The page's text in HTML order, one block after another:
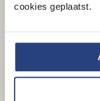
cookies geplaatst.